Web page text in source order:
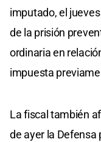
imputado, el
de la prisión
ordinaria en
impuesta
La fiscal también
de ayer la Defensa